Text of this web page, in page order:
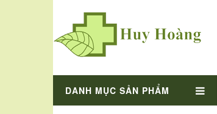
DANH MỤC SẢN PHẨM